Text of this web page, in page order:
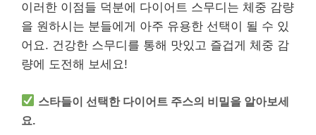
이러한 이점들 덕분에 다이어트 스무디는 체중 감량
을 원하시는 분들에게 아주 유용한 선택이 될 수 있
어요. 건강한 스무디를 통해 맛있고 즐겁게 체중 감
량에 도전해 보세요!
스타들이 선택한 다이어트 주스의 비밀을 알아보세
요.